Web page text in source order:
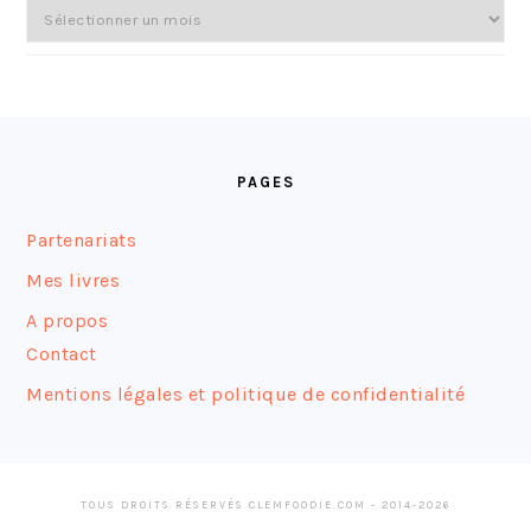
Archives
PAGES
Partenariats
Mes livres
A propos
Contact
Mentions légales et politique de confidentialité
TOUS DROITS RÉSERVÉS CLEMFOODIE.COM - 2014-2026